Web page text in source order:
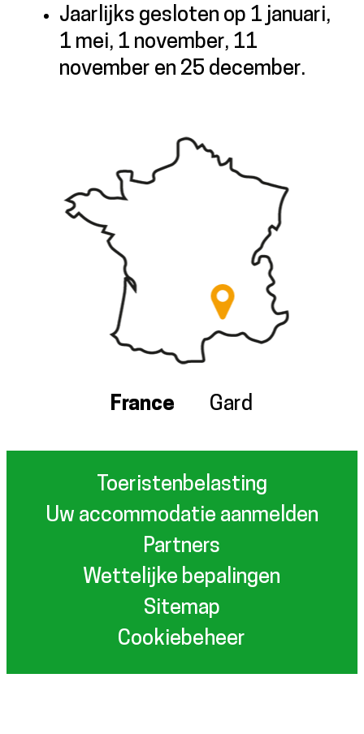
Jaarlijks gesloten op 1 januari,
1 mei, 1 november, 11
november en 25 december.
France Gard
Toeristenbelasting
Uw accommodatie aanmelden
Partners
Wettelijke bepalingen
Sitemap
Cookiebeheer